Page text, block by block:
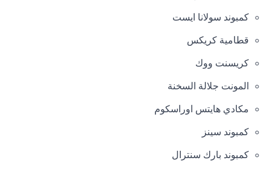
كمبوند سولانا ايست
قطامية كريكس
كريسنت ووك
المونت جلالة السخنة
مكادي هايتس اوراسكوم
كمبوند سينز
كمبوند بارك سنترال